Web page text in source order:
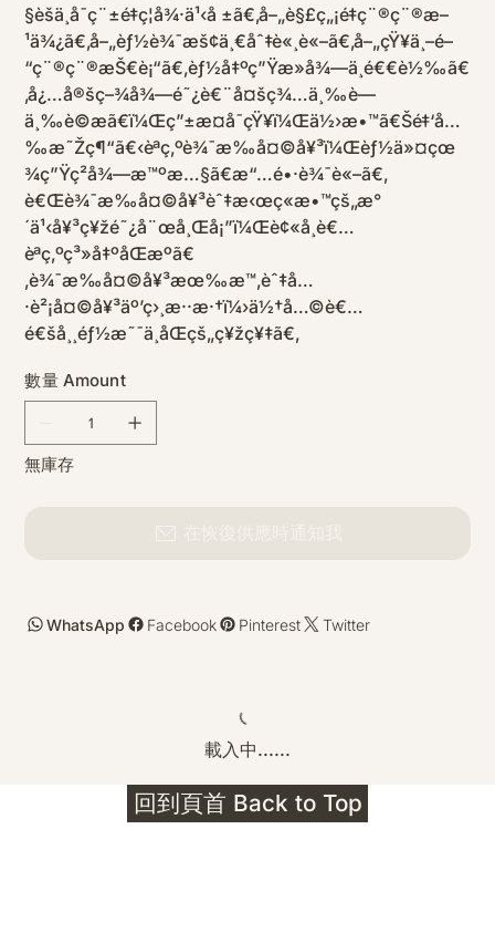
§èšä¸å¯ç¨±é‡ç¦å¾·ä¹‹å ±ã€‚å–„è§£ç„¡é‡ç¨®ç¨®æ–
¹ä¾¿ã€‚å–„èƒ½è¾¯æš¢ä¸€åˆ‡è«¸è«–ã€‚å–„çŸ¥ä¸–é–
“ç¨®ç¨®æŠ€è¡“ã€‚èƒ½å‡ºç”Ÿæ­»å¾—ä¸é€€è½‰ã€
‚å¿…å®šç–¾å¾—é˜¿è€¨å¤šç¾…ä¸‰è—
ä¸‰è©æã€ï¼Œç”±æ­¤å¯çŸ¥ï¼Œä½›æ•™ã€Šé‡‘å…
‰æ˜Žç¶“ã€‹èªç‚ºè¾¯æ‰å¤©å¥³ï¼Œèƒ½ä»¤çœ
¾ç”Ÿç²å¾—æ™ºæ…§ã€æ“…é•·è¾¯è«–ã€‚
è€Œè¾¯æ‰å¤©å¥³èˆ‡æ‹œç«æ•™çš„æ°
´ä¹‹å¥³ç¥žé˜¿å¨œå¸Œå¡”ï¼Œè¢«å­¸è€…
èªç‚ºç³»å‡ºåŒæºã€
‚è¾¯æ‰å¤©å¥³æœ‰æ™‚èˆ‡å…
·è²¡å¤©å¥³äº’ç›¸æ··æ·†ï¼›ä½†å…©è€…
é€šå¸¸éƒ½æ˜¯ä¸åŒçš„ç¥žç¥‡ã€‚
數量 Amount
無庫存
Facebook
WhatsApp Twitter
Pinterest
載入中......
回到頁首 Back to Top